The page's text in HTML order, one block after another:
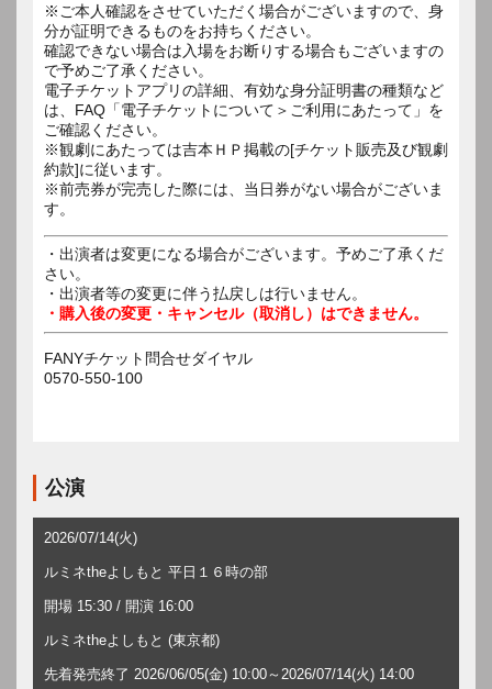
※ご本人確認をさせていただく場合がございますので、身
分が証明できるものをお持ちください。
確認できない場合は入場をお断りする場合もございますの
で予めご了承ください。
電子チケットアプリの詳細、有効な身分証明書の種類など
は、FAQ「電子チケットについて＞ご利用にあたって」を
ご確認ください。
※観劇にあたっては吉本ＨＰ掲載の[チケット販売及び観劇
約款]に従います。
※前売券が完売した際には、当日券がない場合がございま
す。
・出演者は変更になる場合がございます。予めご了承くだ
さい。
・出演者等の変更に伴う払戻しは行いません。
・購入後の変更・キャンセル（取消し）はできません。
FANYチケット問合せダイヤル
0570-550-100
公演
2026/07/14(火)
ルミネtheよしもと 平日１６時の部
開場 15:30 / 開演 16:00
ルミネtheよしもと (東京都)
先着発売終了 2026/06/05(金) 10:00～2026/07/14(火) 14:00